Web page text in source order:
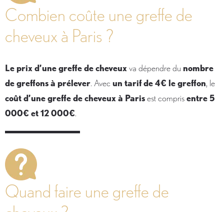
Combien coûte une greffe de
cheveux à Paris ?
Le prix d’une greffe de cheveux va dépendre du nombre
de greffons à prélever. Avec un tarif de 4€ le greffon, le
coût d’une greffe de cheveux à Parisest comprisentre 5
000€ et 12 000€.
Quand faire une greffe de